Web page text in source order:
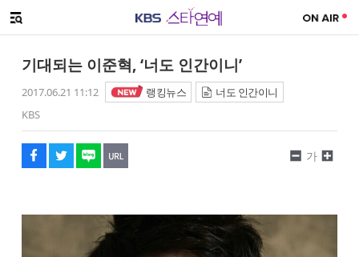
메뉴 열기
기대되는 이준혁, ‘너도 인간이니’
2017.06.21 11:12 랭킹뉴스
너도 인간이니
KBS
페이스북
트위터
네이버
URL복사
글씨 작게보기
가
글씨 크게보기
해시태그